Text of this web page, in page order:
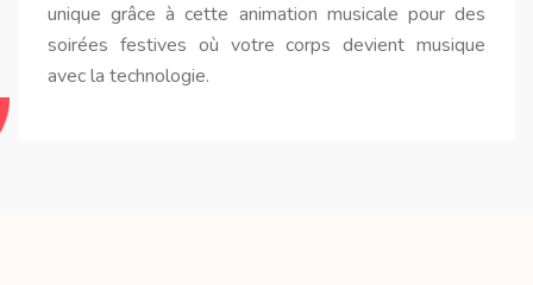
unique grâce à cette animation musicale pour des
soirées festives où votre corps devient musique
avec la technologie.